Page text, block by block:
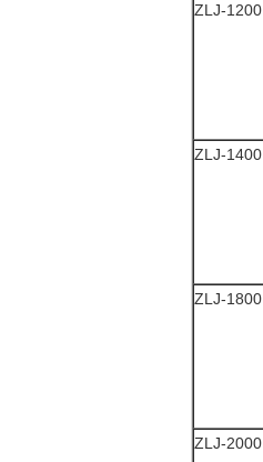
ZLJ-1200
ZLJ-1400
ZLJ-1800
ZLJ-2000